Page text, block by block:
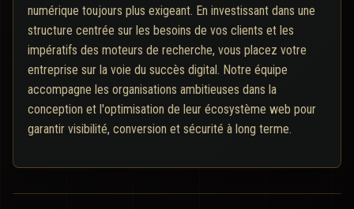
numérique toujours plus exigeant. En investissant dans une
structure centrée sur les besoins de vos clients et les
impératifs des moteurs de recherche, vous placez votre
entreprise sur la voie du succès digital. Notre équipe
accompagne les organisations ambitieuses dans la
conception et l'optimisation de leur écosystème web pour
garantir visibilité, conversion et sécurité à long terme.